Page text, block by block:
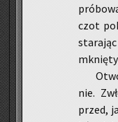
czot
nie.
przed,